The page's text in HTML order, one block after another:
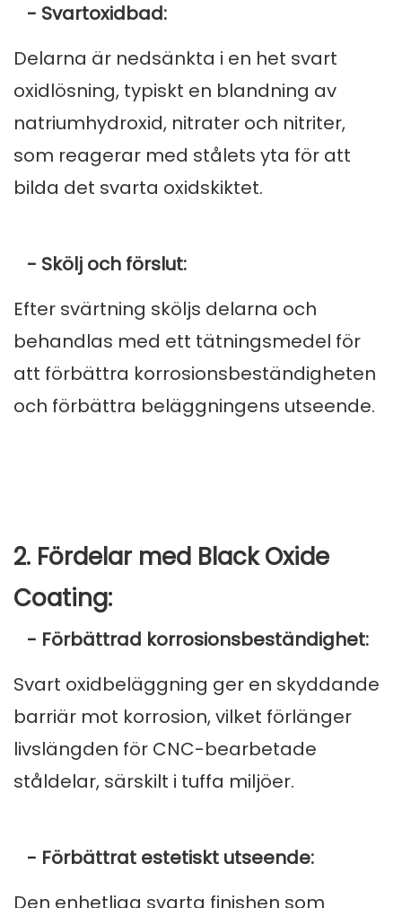
- Svartoxidbad:
Delarna är nedsänkta i en het svart
oxidlösning, typiskt en blandning av
natriumhydroxid, nitrater och nitriter,
som reagerar med stålets yta för att
bilda det svarta oxidskiktet.
- Skölj och förslut:
Efter svärtning sköljs delarna och
behandlas med ett tätningsmedel för
att förbättra korrosionsbeständigheten
och förbättra beläggningens utseende.
2. Fördelar med Black Oxide
Coating:
- Förbättrad korrosionsbeständighet:
Svart oxidbeläggning ger en skyddande
barriär mot korrosion, vilket förlänger
livslängden för CNC-bearbetade
ståldelar, särskilt i tuffa miljöer.
- Förbättrat estetiskt utseende:
Den enhetliga svarta finishen som